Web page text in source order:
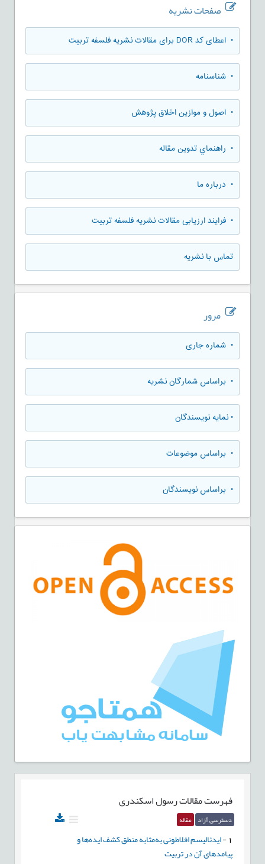
صفحات نشریه
• اعطای کد DOR برای مقالات نشریه فلسفه تربیت
• شناسنامه
• اصول و موازین اخلاق پژوهش
• راهنماي تدوين مقاله
• درباره ما
• فرایند ارزیابی مقالات نشریه فلسفه تربیت
تماس با نشریه
مرور
• شماره جاری
• براساس شمارگان نشریه
•نمایه نویسندگان
• براساس موضوعات
• براساس نویسندگان
فهرست مقالاترسول اسکندری
دسترسی آزاد مقاله
-ایدئالیسم افلاطونی به‌مثابه منطق کشف ایده‌ها و
پیامدهای آن در تربیت